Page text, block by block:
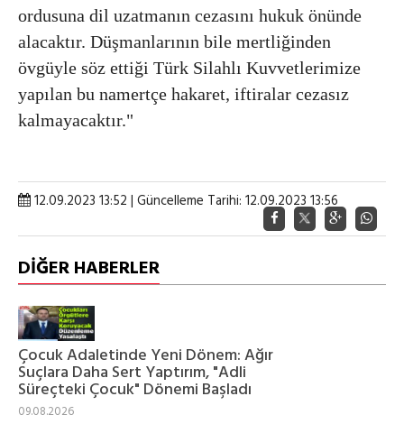
ordusuna dil uzatmanın cezasını hukuk önünde
alacaktır. Düşmanlarının bile mertliğinden
övgüyle söz ettiği Türk Silahlı Kuvvetlerimize
yapılan bu namertçe hakaret, iftiralar cezasız
kalmayacaktır."
12.09.2023 13:52 | Güncelleme Tarihi: 12.09.2023 13:56
DİĞER HABERLER
Çocuk Adaletinde Yeni Dönem: Ağır
Suçlara Daha Sert Yaptırım, "Adli
Süreçteki Çocuk" Dönemi Başladı
09.08.2026